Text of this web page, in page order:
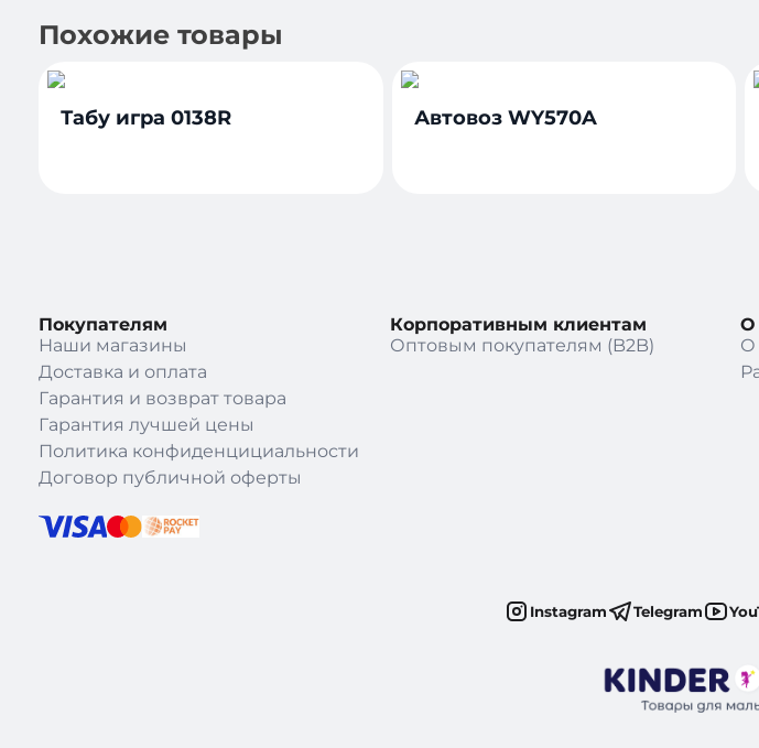
Похожие товары
Табу игра 0138R Автовоз WY570A
Покупателям
Наши магазины
Доставка и оплата
Гарантия и возврат товара
Гарантия лучшей цены
Политика конфиденцициальности
Договор публичной оферты
Корпоративным клиентам
Оптовым покупателям (B2B)
О
О
Instagram Telegram